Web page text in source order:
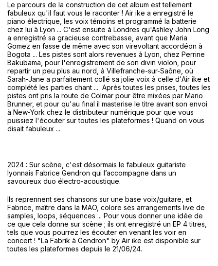
Le parcours de la construction de cet album est tellement
fabuleux qu'il faut vous le raconter ! Air ike a enregistré le
piano électrique, les voix témoins et programmé la batterie
chez lui à Lyon ... C'est ensuite à Londres qu'Ashley John Long
a enregistré sa gracieuse contrebasse, avant que Maria
Gomez en fasse de même avec son virevoltant accordéon à
Bogota ... Les pistes sont alors revenues à Lyon, chez Perrine
Bakubama, pour l'enregistrement de son divin violon, pour
repartir un peu plus au nord, à Villefranche-sur-Saône, où
Sarah-Jane a parfaitement collé sa jolie voix à celle d'Air ike et
complété les parties chant ... Après toutes les prises, toutes les
pistes ont pris la route de Colmar pour être mixées par Mario
Brunner, et pour qu'au final il masterise le titre avant son envoi
à New-York chez le distributeur numérique pour que vous
puissiez l'écouter sur toutes les plateformes ! Quand on vous
disait fabuleux ...
2024 : Sur scène, c'est désormais le fabuleux guitariste
lyonnais Fabrice Gendron qui l’accompagne dans un
savoureux duo électro-acoustique.
Ils reprennent ses chansons sur une base voix/guitare, et
Fabrice, maître dans la MAO, colore ses arrangements live de
samples, loops, séquences ... Pour vous donner une idée de
ce que cela donne sur scène ; ils ont enregistré un EP 4 titres,
tels que vous pourrez les écouter en venant les voir en
concert ! "La Fabrik à Gendron" by Air ike est disponible sur
toutes les plateformes depuis le 21/06/24.